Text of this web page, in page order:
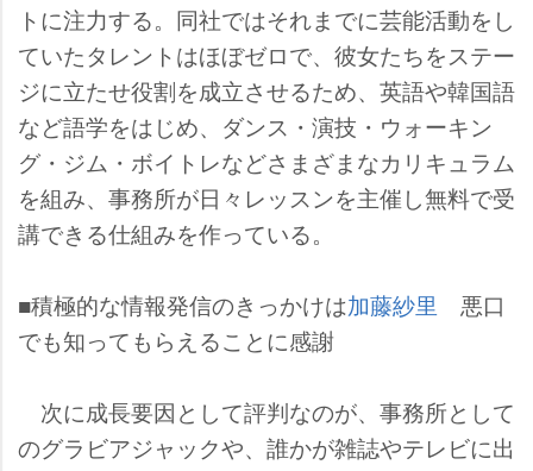
トに注力する。同社ではそれまでに芸能活動をし
ていたタレントはほぼゼロで、彼女たちをステー
ジに立たせ役割を成立させるため、英語や韓国語
など語学をはじめ、ダンス・演技・ウォーキン
グ・ジム・ボイトレなどさまざまなカリキュラム
を組み、事務所が日々レッスンを主催し無料で受
講できる仕組みを作っている。
■積極的な情報発信のきっかけは加藤紗里 悪口
でも知ってもらえることに感謝
次に成長要因として評判なのが、事務所として
のグラビアジャックや、誰かが雑誌やテレビに出